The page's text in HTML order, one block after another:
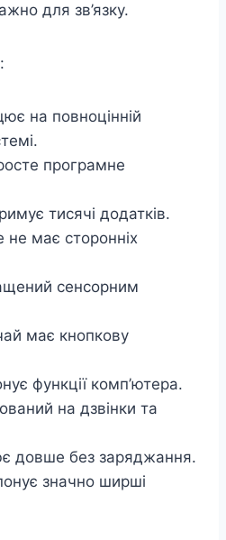
для зв’язку.
на повноцінній
програмне
тисячі додатків.
має сторонніх
сенсорним
має кнопкову
функції комп’ютера.
на дзвінки та
довше без заряджання.
значно ширші